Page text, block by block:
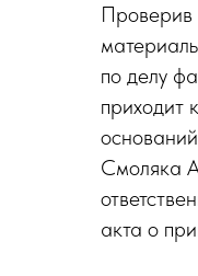
Проверив
по делу
приходит
Смоляка
акта о